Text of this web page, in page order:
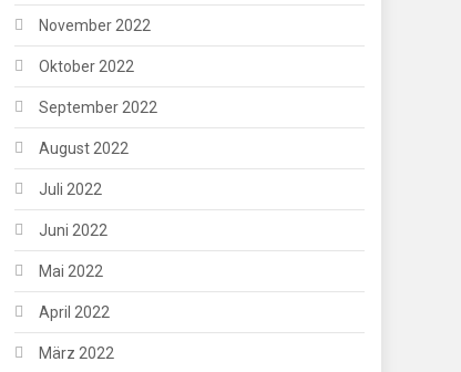
November 2022
Oktober 2022
September 2022
August 2022
Juli 2022
Juni 2022
Mai 2022
April 2022
März 2022